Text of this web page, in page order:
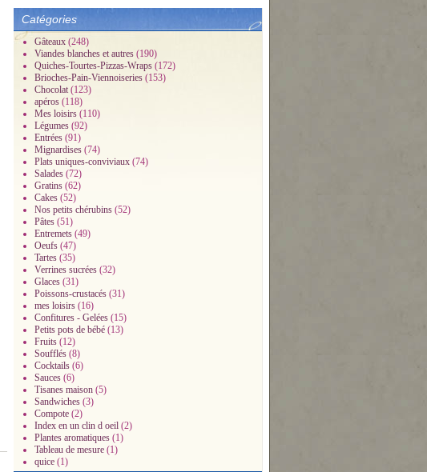
Catégories
Gâteaux (248)
Viandes blanches et autres (190)
Quiches-Tourtes-Pizzas-Wraps (172)
Brioches-Pain-Viennoiseries (153)
Chocolat (123)
apéros (118)
Mes loisirs (110)
Légumes (92)
Entrées (91)
Mignardises (74)
Plats uniques-conviviaux (74)
Salades (72)
Gratins (62)
Cakes (52)
Nos petits chérubins (52)
Pâtes (51)
Entremets (49)
Oeufs (47)
Tartes (35)
Verrines sucrées (32)
Glaces (31)
Poissons-crustacés (31)
mes loisirs (16)
Confitures - Gelées (15)
Petits pots de bébé (13)
Fruits (12)
Soufflés (8)
Cocktails (6)
Sauces (6)
Tisanes maison (5)
Sandwiches (3)
Compote (2)
Index en un clin d oeil (2)
Plantes aromatiques (1)
Tableau de mesure (1)
quice (1)